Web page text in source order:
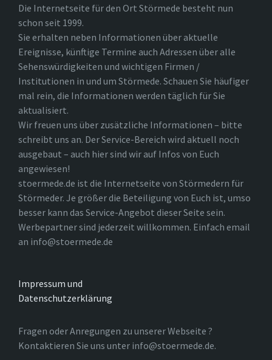
Die Internetseite für den Ort Störmede besteht nun
schon seit 1999.
Sie erhalten neben Informationen über aktuelle
Ereignisse, künftige Termine auch Adressen über alle
Sehenswürdigkeiten und wichtigen Firmen /
Institutionen in und um Störmede. Schauen Sie häufiger
mal rein, die Informationen werden täglich für Sie
aktualisiert.
Wir freuen uns über zusätzliche Informationen – bitte
schreibt uns an. Der Service-Bereich wird aktuell noch
ausgebaut – auch hier sind wir auf Infos von Euch
angewiesen!
stoermede.de ist die Internetseite von Störmedern für
Störmeder. Je größer die Beteiligung von Euch ist, umso
besser kann das Service-Angebot dieser Seite sein.
Werbepartner sind jederzeit willkommen. Einfach email
an info@stoermede.de
Impressum und
Datenschutzerklärung
Fragen oder Anregungen zu unserer Webseite ?
Kontaktieren Sie uns unter info@stoermede.de.